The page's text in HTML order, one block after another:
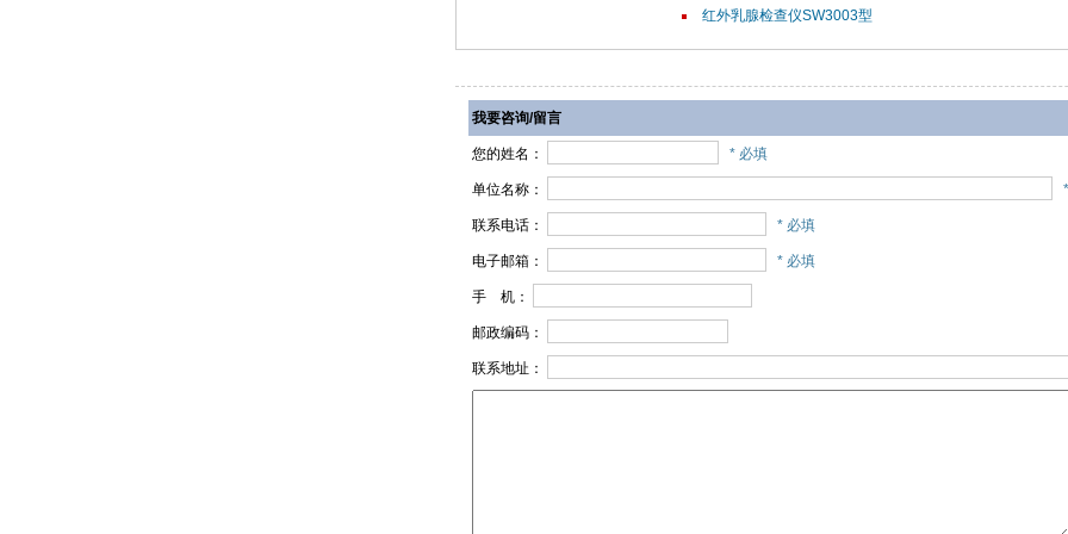
红外乳腺检查仪SW3003型
我要咨询/留言
您的姓名： * 必填
单位名称：
联系电话： * 必填
电子邮箱： * 必填
手 机：
邮政编码：
联系地址：